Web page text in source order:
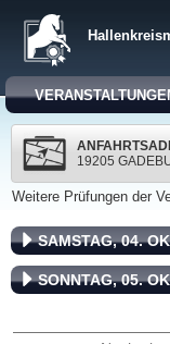
19205
Weitere Prüfungen der
SAMSTAG, 04.
SONNTAG, 05.